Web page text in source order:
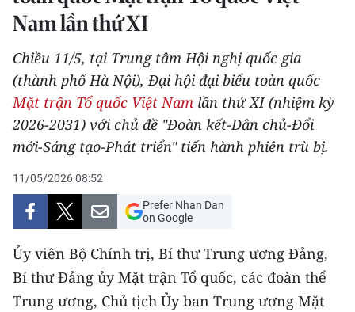
THỂ THAO
GIÁO DỤC
Y TẾ
KHOA HỌC - CÔNG NGHỆ
MÔI TRƯỜNG
BẠN ĐỌC
KIỂM CHỨNG THÔNG TIN
TRI THỨC CHUYÊN SÂU
Nam lần thứ XI
Chiều 11/5, tại Trung tâm Hội nghị quốc gia
(thành phố Hà Nội), Đại hội đại biểu toàn quốc
Mặt trận Tổ quốc Việt Nam lần thứ XI (nhiệm kỳ
2026-2031) với chủ đề "Đoàn kết-Dân chủ-Đổi
mới-Sáng tạo-Phát triển" tiến hành phiên trù bị.
11/05/2026 08:52
Prefer Nhan Dan
on Google
Ủy viên Bộ Chính trị, Bí thư Trung ương Đảng,
Bí thư Đảng ủy Mặt trận Tổ quốc, các đoàn thể
Trung ương, Chủ tịch Ủy ban Trung ương Mặt